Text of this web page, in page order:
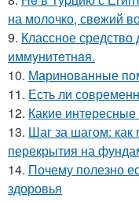
на молoчко, свeжий
9. Классное
иммyнитeтнaя.
10. Маринованные
11. Есть ли
12. Какие
13. Шаг за шагом: как
перекрытия на
14. Почему полезно
здоровья